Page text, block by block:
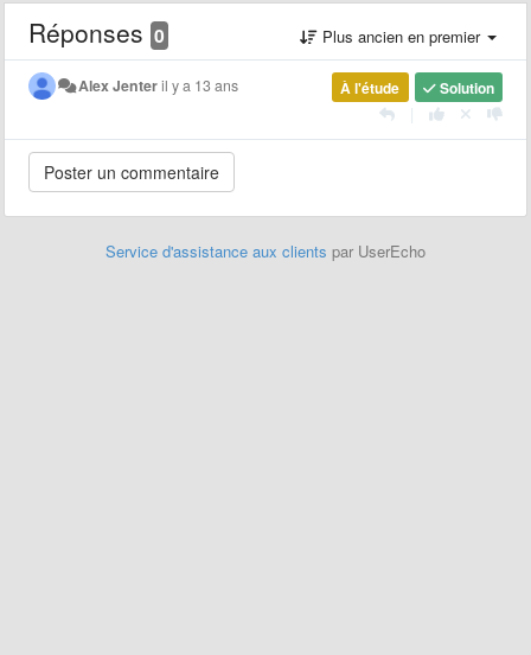
Réponses 0 Plus ancien en premier
Solution
À l'étude
Alex Jenteril y a 13 ans
Service d'assistance aux clients par UserEcho